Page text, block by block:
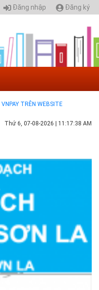
Đăng nhập Đăng ký
điều thành phố Hà
VẤN TUYỂN SINH ĐẠI
TRÚC NĂM 2020 -
cào điện thoại
hạ tầng và môi
TRÊN WEBSITE
Thứ 6, 07-08-2026 11:17:39 AM